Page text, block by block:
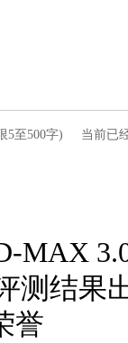
5至500字) 当前已
测结果
誉